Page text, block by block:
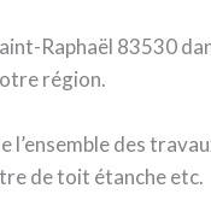
Raphaël 83530
région.
l’ensemble des
de toit étanche etc.